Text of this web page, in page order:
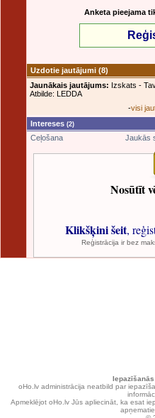
Anketa pieejama
Uzdotie jautājumi (8)
Jaunākais jautājums: Izskats -
Atbilde: LEDDA
-visi
Intereses (2)
Ceļošana Jaukās
Nosūtīt
Klikšķini šeit,
Reģistrācija ir bez
oHo.lv administrācija neatbild par
Apmeklējot oHo.lv Jūs apliecināt, ka esat